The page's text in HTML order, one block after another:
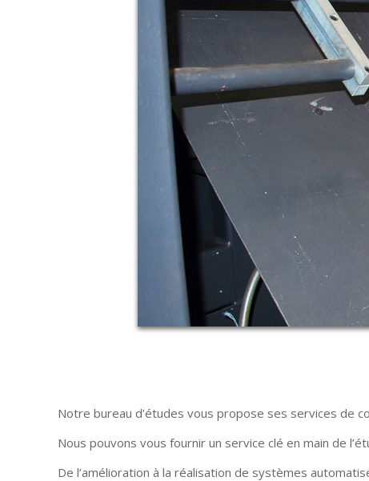
Notre bureau d’études vous propose ses services de
Nous pouvons vous fournir un service clé en main de
De l’amélioration à la réalisation de systèmes